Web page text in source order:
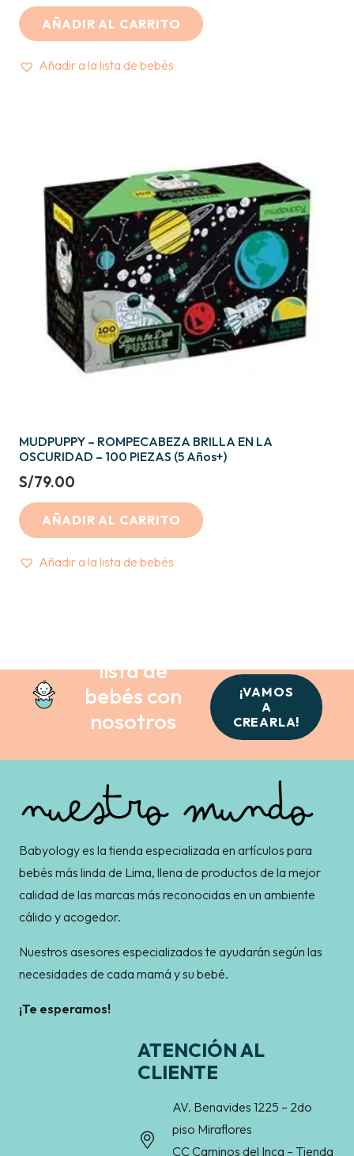
AÑADIR AL CARRITO
Añadir a la lista de bebés
MUDPUPPY – ROMPECABEZA BRILLA EN LA
OSCURIDAD – 100 PIEZAS (5 Años+)
S/79.00
AÑADIR AL CARRITO
Añadir a la lista de bebés
lista de
bebés con
nosotros
¡VAMOS
A
CREARLA!
Babyology es la tienda especializada en artículos para
bebés más linda de Lima, llena de productos de la mejor
calidad de las marcas más reconocidas en un ambiente
cálido y acogedor.
Nuestros asesores especializados te ayudarán según las
necesidades de cada mamá y su bebé.
¡Te esperamos!
ATENCIÓN AL
CLIENTE
AV. Benavides 1225 – 2do
piso Miraflores
CC Caminos del Inca – Tienda